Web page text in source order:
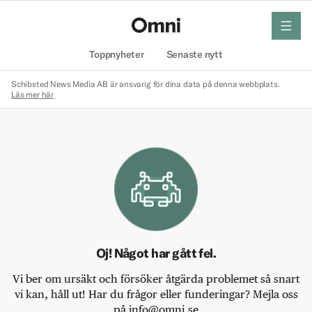
Toppnyheter Senaste nytt
meny
Schibsted News Media AB är ansvarig för dina data på denna webbplats.
Läs mer här
Oj! Något har gått fel.
Vi ber om ursäkt och försöker åtgärda problemet så snart
vi kan, håll ut! Har du frågor eller funderingar? Mejla oss